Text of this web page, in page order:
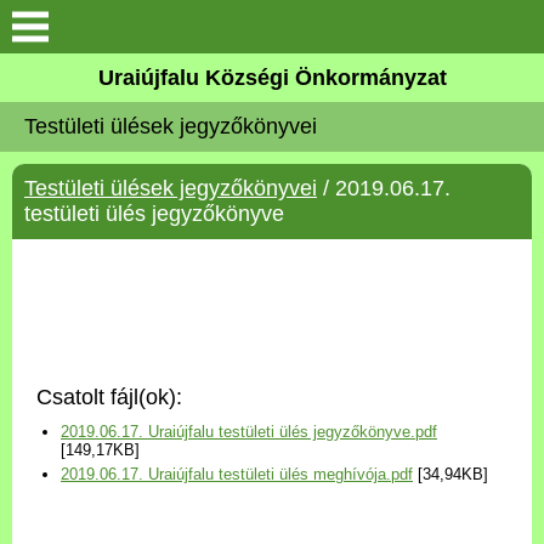
Köszöntő
Elérhetőségek
Uraiújfalu
Választási információk
Versenyképes Járások
Uraiújfalu Községi Önkormányzat
Testületi ülések jegyzőkönyvei
Testületi ülések jegyzőkönyvei / 2019.06.17.
testületi ülés jegyzőkönyve
Csatolt fájl(ok):
2019.06.17. Uraiújfalu testületi ülés jegyzőkönyve.pdf
[149,17KB]
2019.06.17. Uraiújfalu testületi ülés meghívója.pdf [34,94KB]